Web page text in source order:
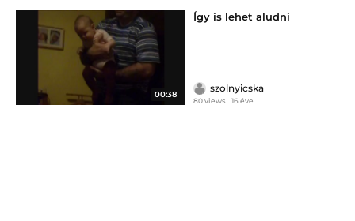
00:38
Így is lehet aludni
szolnyicska
80 views 16 éve